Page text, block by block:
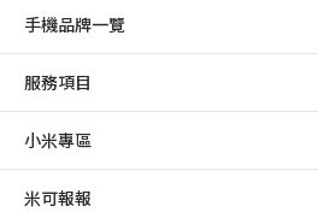
手機品牌一覽
服務項目
小米專區
米可報報